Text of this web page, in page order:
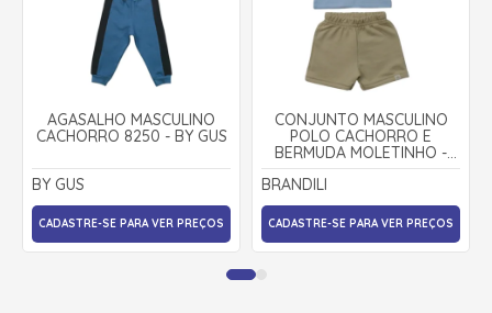
AGASALHO MASCULINO
CACHORRO 8250 - BY GUS
BY GUS
CADASTRE-SE PARA VER PREÇOS
CONJUNTO MASCULINO
POLO CACHORRO E
BERMUDA MOLETINHO -
27366 - BRANDILI
BRANDILI
CADASTRE-SE PARA VER PREÇOS